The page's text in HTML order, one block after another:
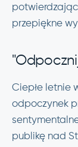
przepiękne
Ciepłe letnie
odpoczynek
publikę nad